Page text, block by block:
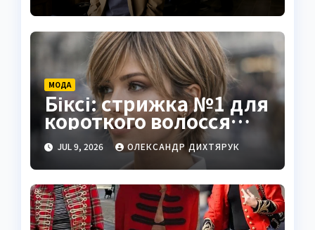
МОДА
Біксі: стрижка №1 для
короткого волосся
влітку 2026
JUL 9, 2026 ОЛЕКСАНДР ДИХТЯРУК